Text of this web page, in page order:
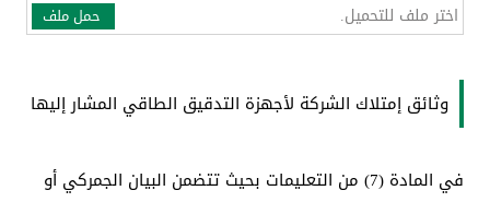
حمل ملف اختر ملف للتحميل.
وثائق إمتلاك الشركة لأجهزة التدقيق الطاقي المشار إليها
في المادة (7) من التعليمات بحيث تتضمن البيان الجمركي أو